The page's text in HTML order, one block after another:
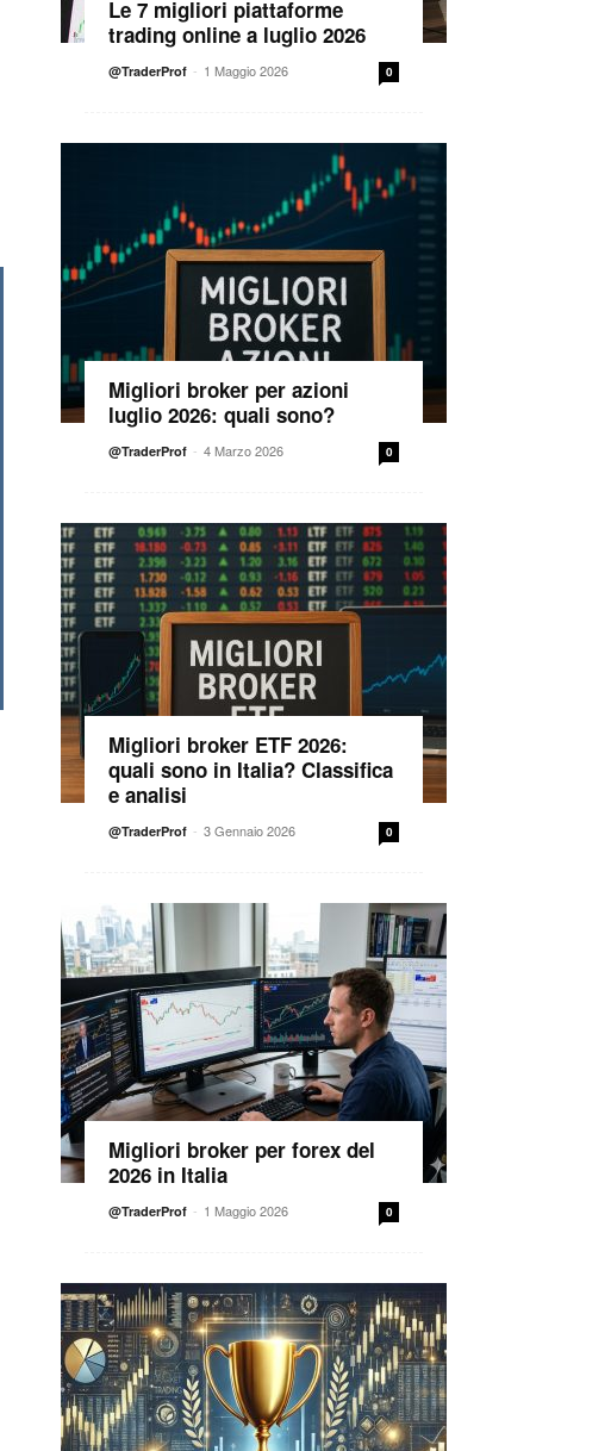
Le 7 migliori piattaforme
trading online a luglio 2026
@TraderProf - 1 Maggio 2026 0
Migliori broker per azioni
luglio 2026: quali sono?
@TraderProf - 4 Marzo 2026 0
Migliori broker ETF 2026:
quali sono in Italia? Classifica
e analisi
@TraderProf - 3 Gennaio 2026 0
Migliori broker per forex del
2026 in Italia
@TraderProf - 1 Maggio 2026 0